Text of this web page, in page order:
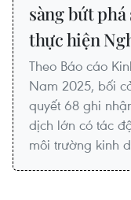
sàng bứt
thực hiện
Theo Báo cáo
Nam 2025, bối
quyết 68 ghi
dịch lớn có tác
môi trường kinh